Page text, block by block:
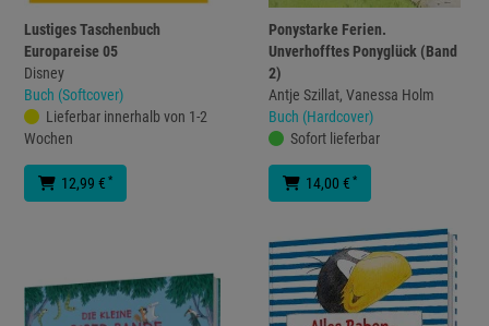
Lustiges Taschenbuch
Europareise 05
Disney
Buch (Softcover)
Lieferbar innerhalb von 1-2
Wochen
12,99 € *
Ponystarke Ferien.
Unverhofftes Ponyglück (Band
2)
Antje Szillat, Vanessa Holm
Buch (Hardcover)
Sofort lieferbar
14,00 € *